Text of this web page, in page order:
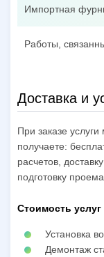
Импортная
Работы,
Доставка и
При заказе
получаете:
расчетов,
подготовку
Стоимость услуг
Установка
Демонтаж